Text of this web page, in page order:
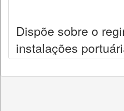
Dispõe sobre o
instalações